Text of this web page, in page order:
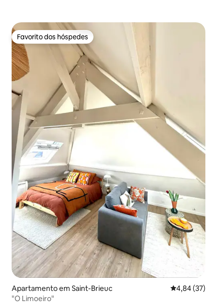
Favorito dos hóspedes
Favorito dos hóspedes
Apartamento em Saint-Brieuc Classificação
4,84 (37)
"O Limoeiro"